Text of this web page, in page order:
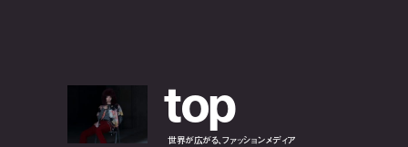
top
世界が広がる、ファッションメディア